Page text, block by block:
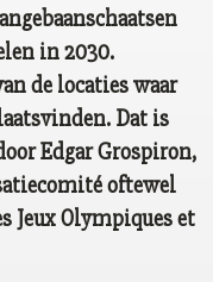
in 2030.
de locaties waar
Dat is
Edgar Grospiron,
oftewel
Jeux Olympiques et